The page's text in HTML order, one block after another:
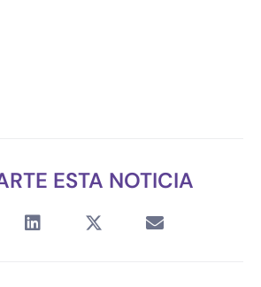
ESTA NOTICIA